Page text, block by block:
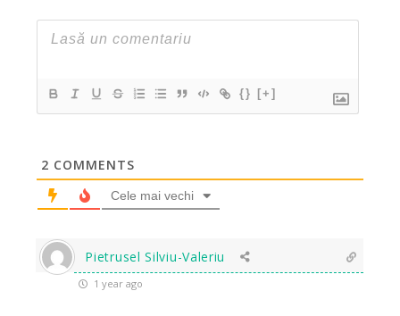
{} [+]
2 COMMENTS
Cele mai vechi
Pietrusel Silviu-Valeriu
1 year ago